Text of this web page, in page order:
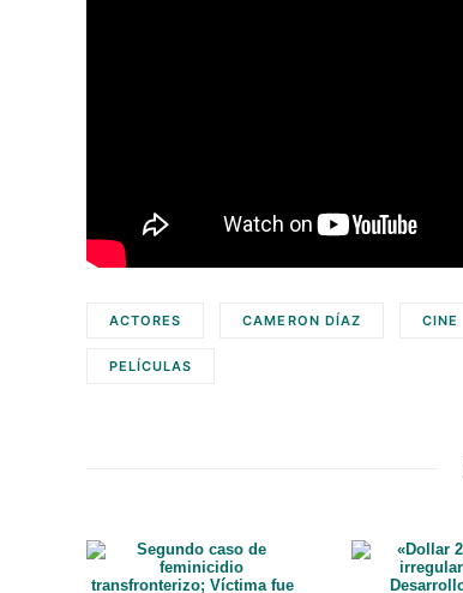
ACTORES CAMERON DÍAZ CINE
PELÍCULAS